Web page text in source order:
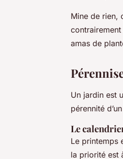
Mine de rien,
amas de
Un jardin est
pérennité
Le
Le printemps
la priorité est